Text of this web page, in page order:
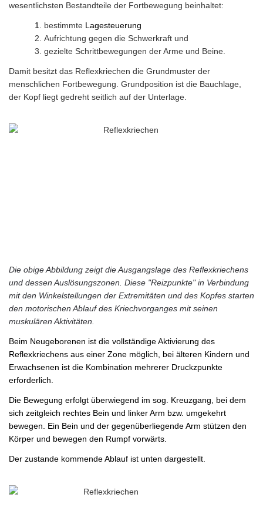
wesentlichsten Bestandteile der Fortbewegung beinhaltet:
bestimmte Lagesteuerung
Aufrichtung gegen die Schwerkraft und
gezielte Schrittbewegungen der Arme und Beine.
Damit besitzt das Reflexkriechen die Grundmuster der
menschlichen Fortbewegung. Grundposition ist die Bauchlage,
der Kopf liegt gedreht seitlich auf der Unterlage.
Die obige Abbildung zeigt die Ausgangslage des Reflexkriechens
und dessen Auslösungszonen. Diese "Reizpunkte" in Verbindung
mit den Winkelstellungen der Extremitäten und des Kopfes starten
den motorischen Ablauf des Kriechvorganges mit seinen
muskulären Aktivitäten.
Beim Neugeborenen ist die vollständige Aktivierung des
Reflexkriechens aus einer Zone möglich, bei älteren Kindern und
Erwachsenen ist die Kombination mehrerer Druckzpunkte
erforderlich.
Die Bewegung erfolgt überwiegend im sog. Kreuzgang, bei dem
sich zeitgleich rechtes Bein und linker Arm bzw. umgekehrt
bewegen. Ein Bein und der gegenüberliegende Arm stützen den
Körper und bewegen den Rumpf vorwärts.
Der zustande kommende Ablauf ist unten dargestellt.